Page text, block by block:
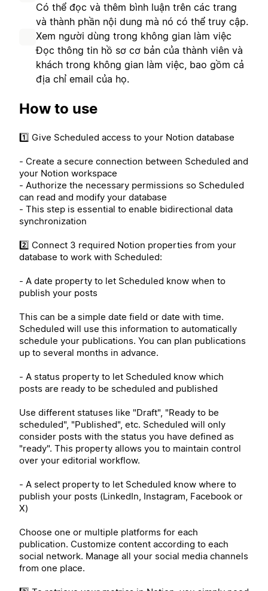
Có thể đọc và thêm bình luận trên các trang
và thành phần nội dung mà nó có thể truy cập.
Xem người dùng trong không gian làm việc
Đọc thông tin hồ sơ cơ bản của thành viên và
khách trong không gian làm việc, bao gồm cả
địa chỉ email của họ.
How to use
1️⃣ Give Scheduled access to your Notion database
- Create a secure connection between Scheduled and
your Notion workspace
- Authorize the necessary permissions so Scheduled
can read and modify your database
- This step is essential to enable bidirectional data
synchronization
2️⃣ Connect 3 required Notion properties from your
database to work with Scheduled:
- A date property to let Scheduled know when to
publish your posts
This can be a simple date field or date with time.
Scheduled will use this information to automatically
schedule your publications. You can plan publications
up to several months in advance.
- A status property to let Scheduled know which
posts are ready to be scheduled and published
Use different statuses like "Draft", "Ready to be
scheduled", "Published", etc. Scheduled will only
consider posts with the status you have defined as
"ready". This property allows you to maintain control
over your editorial workflow.
- A select property to let Scheduled know where to
publish your posts (LinkedIn, Instagram, Facebook or
X)
Choose one or multiple platforms for each
publication. Customize content according to each
social network. Manage all your social media channels
from one place.